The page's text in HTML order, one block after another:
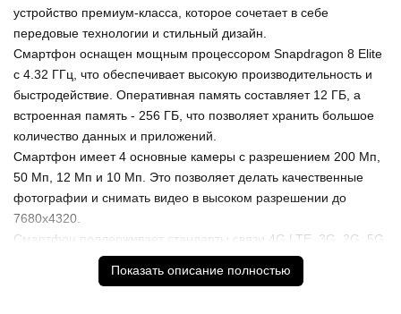
устройство премиум-класса, которое сочетает в себе
передовые технологии и стильный дизайн.
Смартфон оснащен мощным процессором Snapdragon 8 Elite
с 4.32 ГГц, что обеспечивает высокую производительность и
быстродействие. Оперативная память составляет 12 ГБ, а
встроенная память - 256 ГБ, что позволяет хранить большое
количество данных и приложений.
Смартфон имеет 4 основные камеры с разрешением 200 Мп,
50 Мп, 12 Мп и 10 Мп. Это позволяет делать качественные
фотографии и снимать видео в высоком разрешении до
7680x4320.
Смартфон поддерживает стандарты связи 4G LTE, 3G, 2G, 5G,
Wi-Fi 802.11 a/b/g/n/ac/ax/be, Bluetooth 5.4 и NFC.
Смартфон оснащен безрамочным дисплеем Dynamic AMOLED
Показать описание полностью